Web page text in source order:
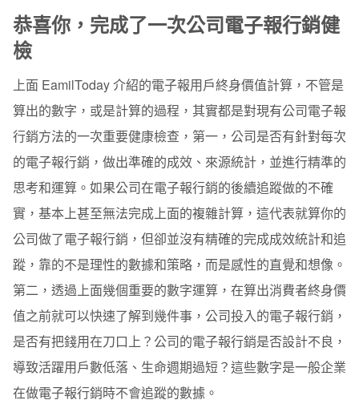
恭喜你，完成了一次公司電子報行銷健
檢
上面 EamilToday 介紹的電子報用戶終身價值計算，不管是
算出的數字，或是計算的過程，其實都是對現有公司電子報
行銷方法的一次重要健康檢查，第一，公司是否有針對每次
的電子報行銷，做出準確的成效、來源統計，並進行精準的
思考和運算。如果公司在電子報行銷的後續追蹤做的不確
實，基本上甚至無法完成上面的複雜計算，這代表就算你的
公司做了電子報行銷，但卻並沒有精確的完成成效統計和追
蹤，靠的不是理性的數據和策略，而是感性的直覺和想像。
第二，透過上面幾個重要的數字運算，在算出消費者終身價
值之前就可以快速了解到幾件事，公司投入的電子報行銷，
是否有把錢用在刀口上？公司的電子報行銷是否設計不良，
導致活躍用戶數低落、生命週期過短？這些數字是一般企業
在做電子報行銷時不會追蹤的數據。